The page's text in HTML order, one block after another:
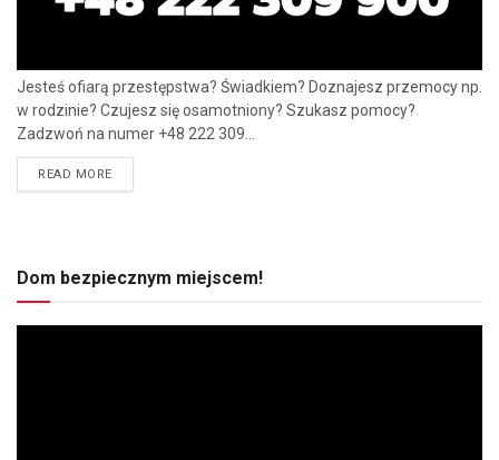
Jesteś ofiarą przestępstwa? Świadkiem? Doznajesz przemocy np.
w rodzinie? Czujesz się osamotniony? Szukasz pomocy?
Zadzwoń na numer +48 222 309...
READ MORE
Dom bezpiecznym miejscem!